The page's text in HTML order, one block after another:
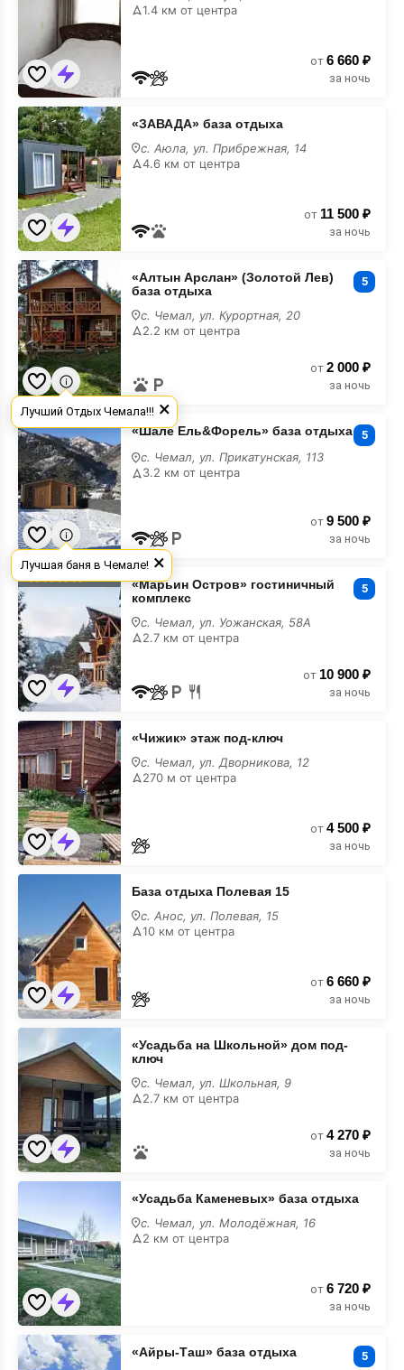
1.4 км от центра
от 6 660 ₽
за ночь
«ЗАВАДА»
база
отдыха
«ЗАВАДА» база отдыха
с. Аюла, ул. Прибрежная, 14
4.6 км от центра
от 11 500 ₽
за ночь
«Алтын
Арслан»
(Золотой
Лев)
база
отдыха
«Алтын Арслан» (Золотой Лев)
база отдыха
5
с. Чемал, ул. Курортная, 20
2.2 км от центра
от 2 000 ₽
за ночь
«Шале
Ель&Форель»
база
отдыха
«Шале Ель&Форель» база отдыха 5
с. Чемал, ул. Прикатунская, 113
3.2 км от центра
от 9 500 ₽
за ночь
«Марьин
Остров»
гостиничный
комплекс
«Марьин Остров» гостиничный
комплекс
5
с. Чемал, ул. Уожанская, 58А
2.7 км от центра
от 10 900 ₽
за ночь
«Чижик»
этаж
под-
ключ
«Чижик» этаж под-ключ
с. Чемал, ул. Дворникова, 12
270 м от центра
от 4 500 ₽
за ночь
База
База отдыха Полевая 15
с. Анос, ул. Полевая, 15
10 км от центра
от 6 660 ₽
за ночь
«Усадьба
Школьной»
дом
под-
ключ
«Усадьба на Школьной» дом под-
ключ
с. Чемал, ул. Школьная, 9
2.7 км от центра
от 4 270 ₽
за ночь
«Усадьба
база
отдыха
«Усадьба Каменевых» база отдыха
с. Чемал, ул. Молодёжная, 16
2 км от центра
от 6 720 ₽
за ночь
«Айры-
Таш»
«Айры-Таш» база отдыха 5
×
Лучший Отдых Чемала!!!
×
Лучшая баня в Чемале!